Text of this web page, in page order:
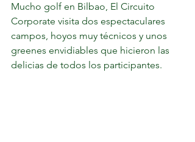
Mucho golf en Bilbao, El Circuito
Corporate visita dos espectaculares
campos, hoyos muy técnicos y unos
greenes envidiables que hicieron las
delicias de todos los participantes.